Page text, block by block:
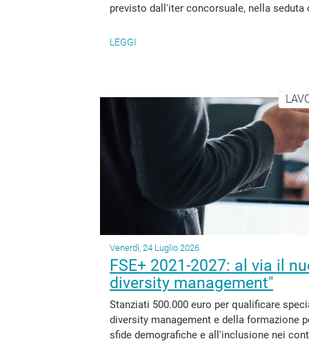
previsto dall'iter concorsuale, nella
LEGGI
Venerdì, 24 Luglio 2026
FSE+ 2021-2027: al via il
diversity management"
Stanziati 500.000 euro per qualificare
diversity management e della formazione
sfide demografiche e all'inclusione nei